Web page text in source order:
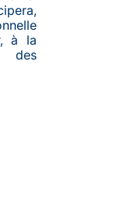
à la
des